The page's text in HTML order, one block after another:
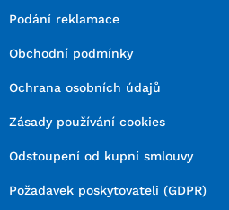
Podání reklamace
Obchodní podmínky
Ochrana osobních údajů
Zásady používání cookies
Odstoupení od kupní smlouvy
Požadavek poskytovateli (GDPR)